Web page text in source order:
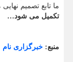
ما تابع تصمیم
تکمیل می شود…
منبع: خبرگزاری نام